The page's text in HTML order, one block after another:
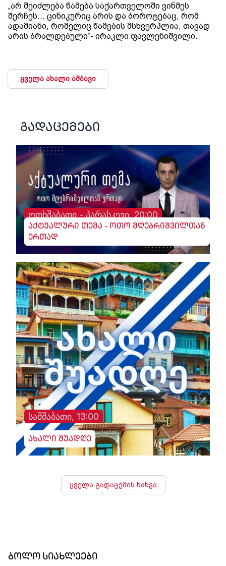
„არ შეიძლება წამება საქართველოში ვინმეს
შერჩეს… ცინიკურიც არის და ბოროტებაც, რომ
ადამიანი, რომელიც წამების მსხვერპლია, თავად
არის ბრალდებული“- ირაკლი ფავლენიშვილი.
ყველა ახალი ამბავი
გადაცემები
ოთხშაბათი - პარასკევი, 20:00
აქტუალური თემა - ოთო მღებრიშვილთან
ერთად
სამშაბათი, 13:00
ახალი შუადღე
ყველა გადაცემის ნახვა
ბოლო სიახლეები